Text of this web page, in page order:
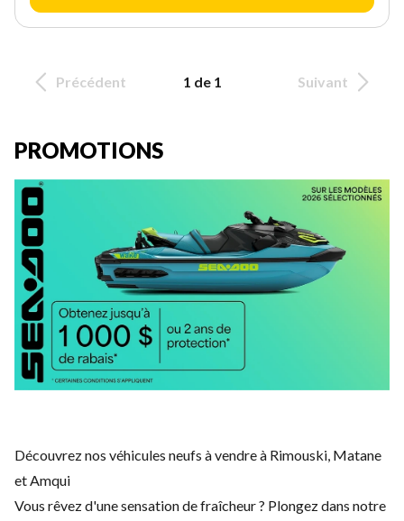
Précédent 1 de 1 Suivant
PROMOTIONS
Découvrez nos véhicules neufs à vendre à Rimouski, Matane
et Amqui
Vous rêvez d'une sensation de fraîcheur ? Plongez dans notre